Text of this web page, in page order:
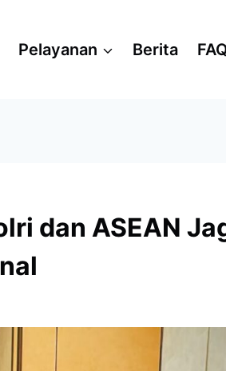
Pelayanan Berita
dan ASEAN